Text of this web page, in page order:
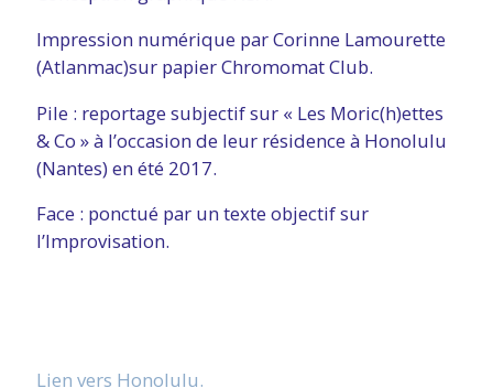
Impression numérique par Corinne Lamourette
(Atlanmac)sur papier Chromomat Club.
Pile : reportage subjectif sur « Les Moric(h)ettes
& Co » à l’occasion de leur résidence à Honolulu
(Nantes) en été 2017.
Face : ponctué par un texte objectif sur
l’Improvisation.
Lien vers Honolulu.